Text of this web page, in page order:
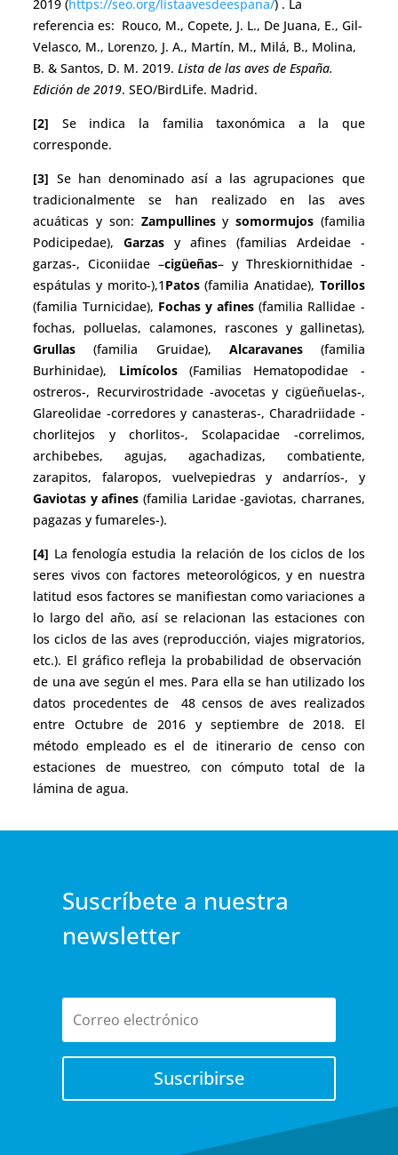
2019 (https://seo.org/listaavesdeespana/) . La
referencia es: Rouco, M., Copete, J. L., De Juana, E., Gil-
Velasco, M., Lorenzo, J. A., Martín, M., Milá, B., Molina,
B. & Santos, D. M. 2019.Lista de las aves de España.
Edición de 2019. SEO/BirdLife. Madrid.
[2] Se indica la familia taxonómica a la que
corresponde.
[3] Se han denominado así a las agrupaciones que
tradicionalmente se han realizado en las aves
acuáticas y son: Zampullinesy somormujos(familia
Podicipedae),Garzas y afines (familias Ardeidae -
garzas-, Ciconiidae –cigüeñas– y Threskiornithidae -
espátulas y morito-),1Patos(familia Anatidae), Torillos
(familia Turnicidae), Fochas y afines (familia Rallidae -
fochas, polluelas, calamones, rascones y gallinetas),
Grullas (familia Gruidae), Alcaravanes(familia
Burhinidae), Limícolos(Familias Hematopodidae -
ostreros-, Recurvirostridade -avocetas y cigüeñuelas-,
Glareolidae -corredores y canasteras-, Charadriidade -
chorlitejos y chorlitos-, Scolapacidae -correlimos,
archibebes, agujas, agachadizas, combatiente,
zarapitos, falaropos, vuelvepiedras y andarríos-, y
Gaviotas y afines (familia Laridae -gaviotas, charranes,
pagazas y fumareles-).
[4] La fenología estudia la relación de los ciclos de los
seres vivos con factores meteorológicos, y en nuestra
latitud esos factores se manifiestan como variaciones a
lo largo del año, así se relacionan las estaciones con
los ciclos de las aves (reproducción, viajes migratorios,
etc.). El gráfico refleja la probabilidad de observación
de una ave según el mes. Para ella se han utilizado los
datos procedentes de 48 censos de aves realizados
entre Octubre de 2016 y septiembre de 2018. El
método empleado es el de itinerario de censo con
estaciones de muestreo, con cómputo total de la
lámina de agua.
Suscríbete a nuestra
newsletter
Suscribirse